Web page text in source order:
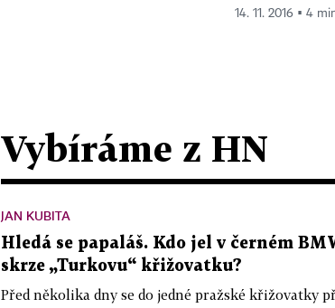
14. 11. 2016 ▪ 4
Vybíráme z HN
JAN KUBITA
Hledá se papaláš. Kdo jel v černém
skrze „Turkovu“ křižovatku?
Před několika dny se do jedné pražské křižovatky